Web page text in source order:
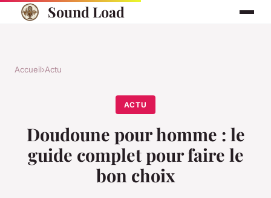
Sound Load
Accueil›Actu
ACTU
Doudoune pour homme : le
guide complet pour faire le
bon choix